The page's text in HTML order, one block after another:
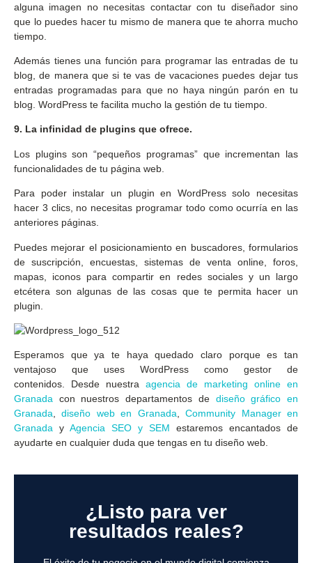
alguna imagen no necesitas contactar con tu diseñador sino
que lo puedes hacer tu mismo de manera que te ahorra mucho
tiempo.
Además tienes una función para programar las entradas de tu
blog, de manera que si te vas de vacaciones puedes dejar tus
entradas programadas para que no haya ningún parón en tu
blog. WordPress te facilita mucho la gestión de tu tiempo.
9. La infinidad de plugins que ofrece.
Los plugins son “pequeños programas” que incrementan las
funcionalidades de tu página web.
Para poder instalar un plugin en WordPress solo necesitas
hacer 3 clics, no necesitas programar todo como ocurría en las
anteriores páginas.
Puedes mejorar el posicionamiento en buscadores, formularios
de suscripción, encuestas, sistemas de venta online, foros,
mapas, iconos para compartir en redes sociales y un largo
etcétera son algunas de las cosas que te permita hacer un
plugin.
Esperamos que ya te haya quedado claro porque es tan
ventajoso que uses WordPress como gestor de
contenidos. Desde nuestra agencia de marketing online en
Granada con nuestros departamentos de diseño gráfico en
Granada,diseño web en Granada,Community Manager en
Granada y Agencia SEO y SEM estaremos encantados de
ayudarte en cualquier duda que tengas en tu diseño web.
¿Listo para ver
resultados reales?